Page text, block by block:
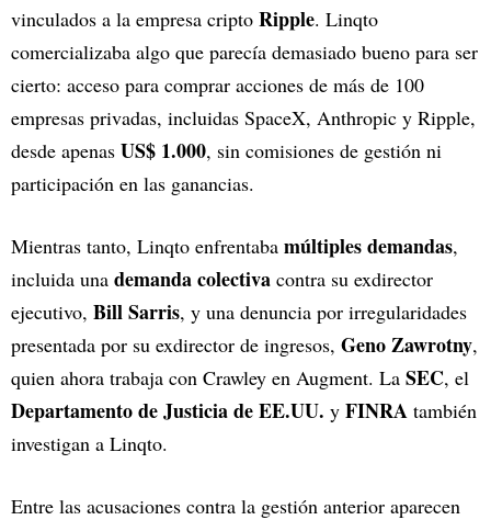
vinculados a la empresa cripto Ripple. Linqto
comercializaba algo que parecía demasiado bueno para ser
cierto: acceso para comprar acciones de más de 100
empresas privadas, incluidas SpaceX, Anthropic y Ripple,
desde apenas US$ 1.000, sin comisiones de gestión ni
participación en las ganancias.
Mientras tanto, Linqto enfrentaba múltiples demandas,
incluida una demanda colectiva contra su exdirector
ejecutivo, Bill Sarris, y una denuncia por irregularidades
presentada por su exdirector de ingresos, Geno Zawrotny,
quien ahora trabaja con Crawley en Augment. La SEC, el
Departamento de Justicia de EE.UU. y FINRA también
investigan a Linqto.
Entre las acusaciones contra la gestión anterior aparecen